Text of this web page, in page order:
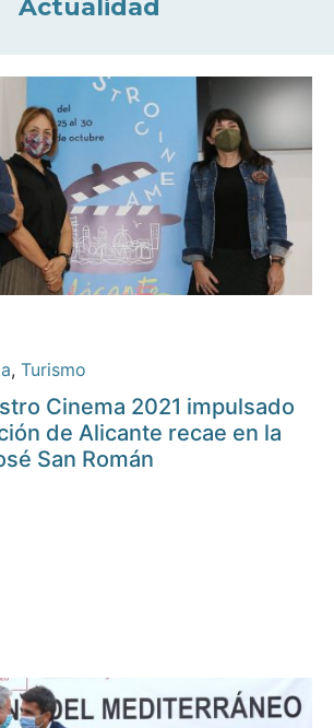
Actualidad
, Turismo
Cinema 2021 impulsado
de Alicante recae en la
San Román